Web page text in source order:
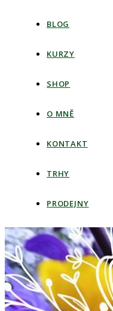
BLOG
KURZY
SHOP
O MNĚ
KONTAKT
TRHY
PRODEJNY